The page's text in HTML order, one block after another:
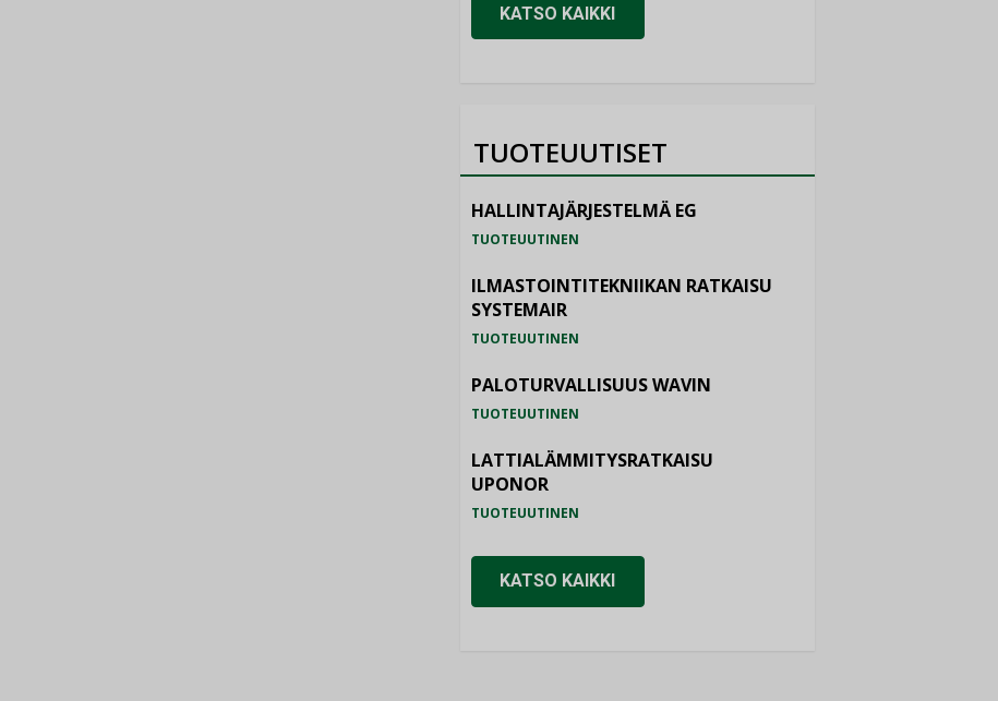
KATSO KAIKKI
TUOTEUUTISET
HALLINTAJÄRJESTELMÄ EG
TUOTEUUTINEN
ILMASTOINTITEKNIIKAN RATKAISU
SYSTEMAIR
TUOTEUUTINEN
PALOTURVALLISUUS WAVIN
TUOTEUUTINEN
LATTIALÄMMITYSRATKAISU
UPONOR
TUOTEUUTINEN
KATSO KAIKKI